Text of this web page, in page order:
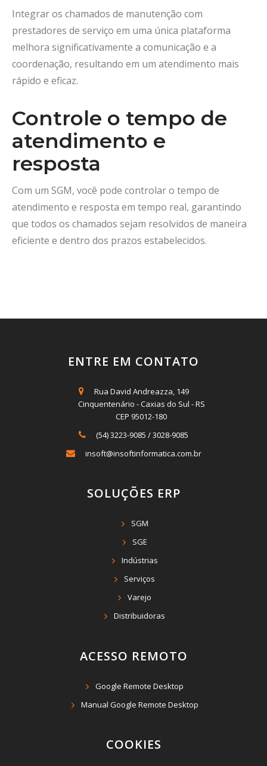
Integrar os chamados de manutenção com
prestadores de serviço em uma única plataforma
melhora significativamente a comunicação e a
coordenação, resultando em um atendimento mais
rápido e eficaz.
Controle o tempo de
atendimento e
resposta
Com um SGM, você pode controlar o tempo de
atendimento e resposta em tempo real, garantindo
que todos os chamados sejam resolvidos de maneira
eficiente e dentro dos prazos estabelecidos.
ENTRE EM CONTATO
Rua David Andreazza, 149
Cinquentenário - Caxias do Sul - RS
CEP 95012-180
(54) 3223-9085 /3028-9085
insoft@insoftinformatica.com.br
SOLUÇÕES ERP
SGM
SGE
Indústrias
Serviços
Varejo
Distribuidoras
ACESSO REMOTO
Google Remote Desktop
Manual Google Remote Desktop
COOKIES